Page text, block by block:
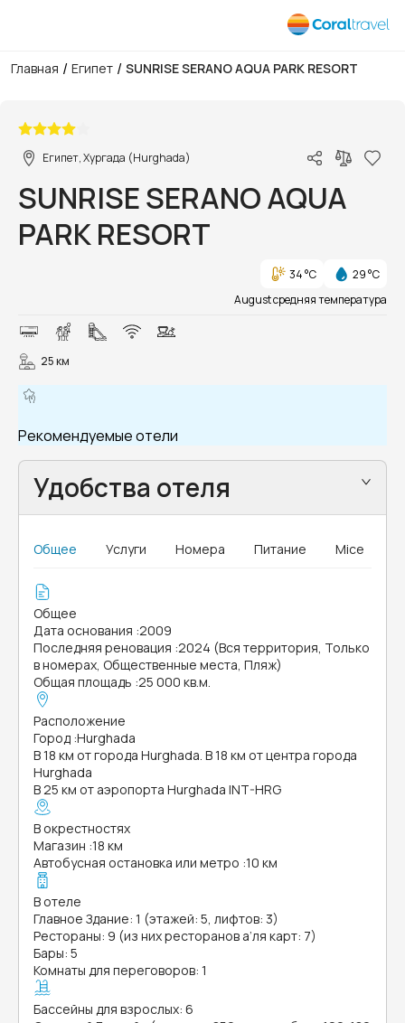
Главная / Египет / SUNRISE SERANO AQUA PARK RESORT
Египет, Хургада (Hurghada)
SUNRISE SERANO AQUA
PARK RESORT
34 °C
29 °C
August средняя температура
25 км
Рекомендуемые отели
Удобства отеля
Общее Услуги Номера Питание Mice
Общее
Дата основания :2009
Последняя реновация :2024 (Вся территория, Только
в номерах, Общественные места, Пляж)
Общая площадь :25 000 кв.м.
Расположение
Город :Hurghada
В 18 км от города Hurghada. В 18 км от центра города
Hurghada
В 25 км от аэропорта Hurghada INT-HRG
В окрестностях
Магазин :18 км
Автобусная остановка или метро :10 км
В отеле
Главное Здание: 1 (этажей: 5, лифтов: 3)
Рестораны: 9 (из них ресторанов а’ля карт: 7)
Бары: 5
Комнаты для переговоров: 1
Бассейны для взрослых: 6